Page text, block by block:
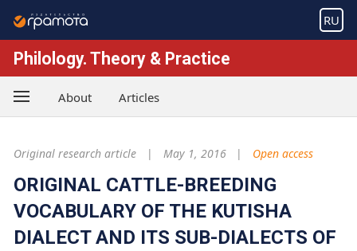
RU
Philology. Theory & Practice
About Articles
Original research article May 1, 2016 Open access
ORIGINAL CATTLE-BREEDING
VOCABULARY OF THE KUTISHA
DIALECT AND ITS SUB-DIALECTS OF